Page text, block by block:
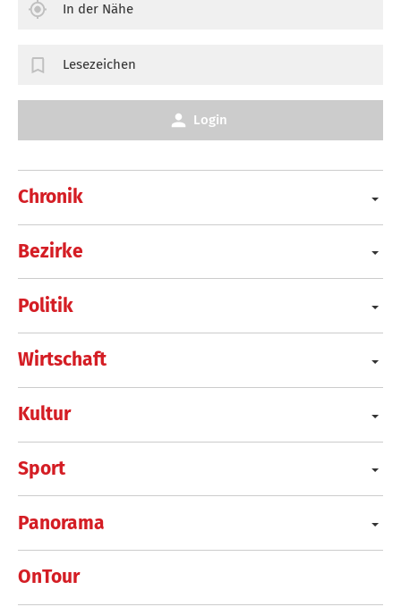
Chronik
Bezirke
Politik
Wirtschaft
Kultur
Sport
Panorama
OnTour
In der Nähe
Lesezeichen
Login